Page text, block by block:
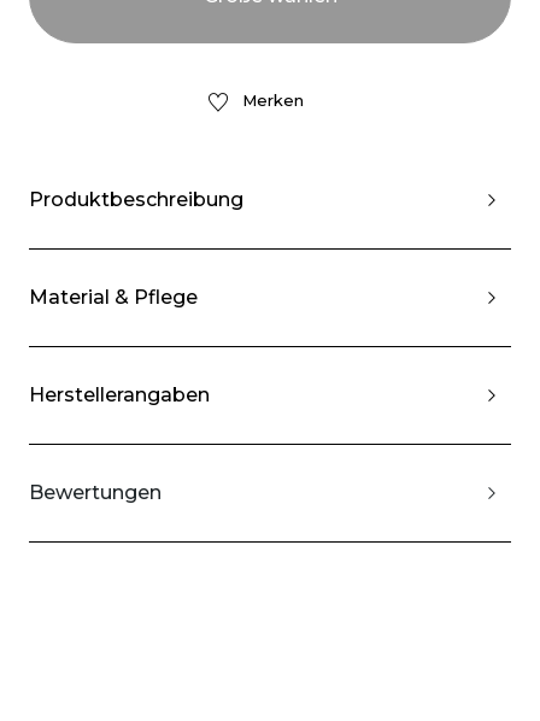
Merken
Produktbeschreibung
Material & Pflege
Herstellerangaben
Bewertungen